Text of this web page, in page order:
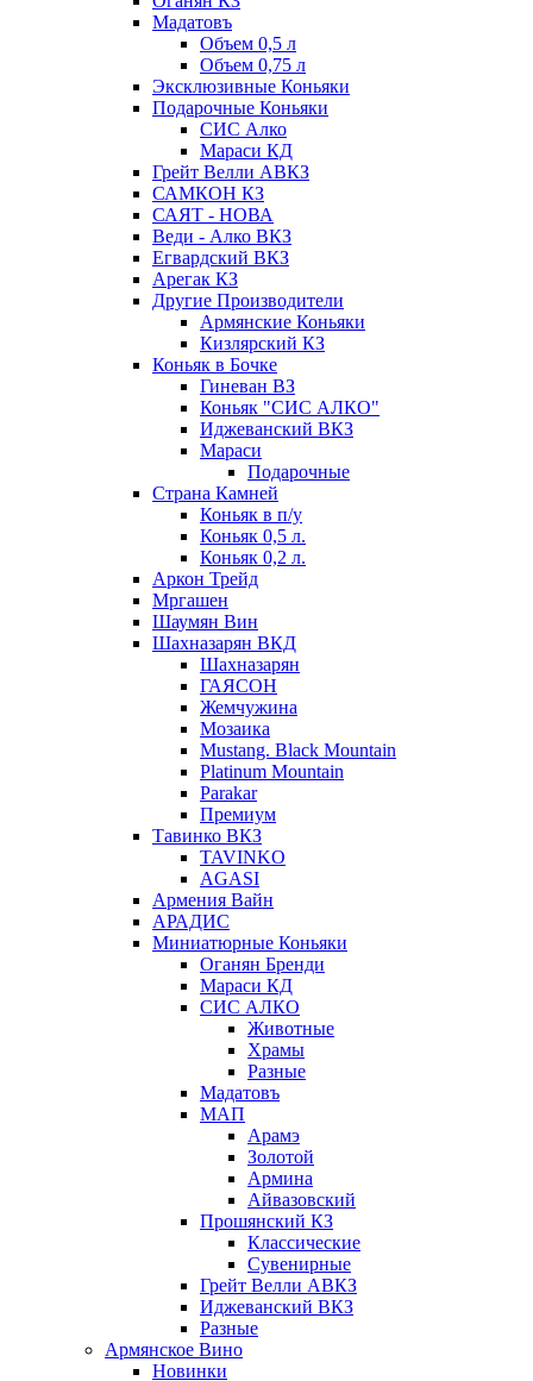
Мадатовъ
Объем 0,5 л
Объем 0,75 л
Эксклюзивные Коньяки
Подарочные Коньяки
СИС Алко
Мараси КД
Грейт Велли АВКЗ
САМКОН КЗ
САЯТ - НОВА
Веди - Алко ВКЗ
Егвардский ВКЗ
Арегак КЗ
Другие Производители
Армянские Коньяки
Кизлярский КЗ
Коньяк в Бочке
Гиневан ВЗ
Коньяк "СИС АЛКО"
Иджеванский ВКЗ
Мараси
Подарочные
Страна Камней
Коньяк в п/у
Коньяк 0,5 л.
Коньяк 0,2 л.
Аркон Трейд
Мргашен
Шаумян Вин
Шахназарян ВКД
Шахназарян
ГАЯСОН
Жемчужина
Мозаика
Mustang. Black Mountain
Platinum Mountain
Parakar
Премиум
Тавинко ВКЗ
TAVINKO
AGASI
Армения Вайн
АРАДИС
Миниатюрные Коньяки
Оганян Бренди
Мараси КД
СИС АЛКО
Животные
Храмы
Разные
Мадатовъ
МАП
Арамэ
Золотой
Армина
Айвазовский
Прошянский КЗ
Классические
Сувенирные
Грейт Велли АВКЗ
Иджеванский ВКЗ
Разные
Армянское Вино
Новинки